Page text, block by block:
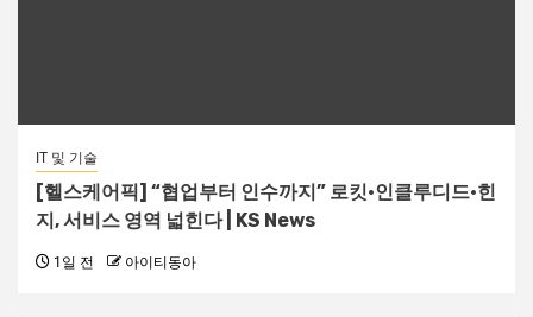
IT 및 기술
[헬스케어픽] “협업부터 인수까지” 로킷·인클루디드·힌
지, 서비스 영역 넓힌다 | KS News
1일 전 아이티동아